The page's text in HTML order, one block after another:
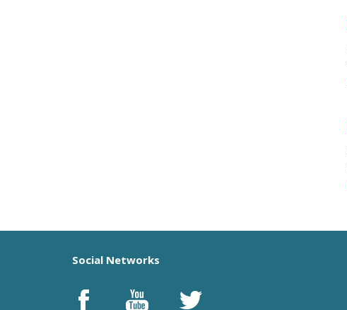
Social Networks